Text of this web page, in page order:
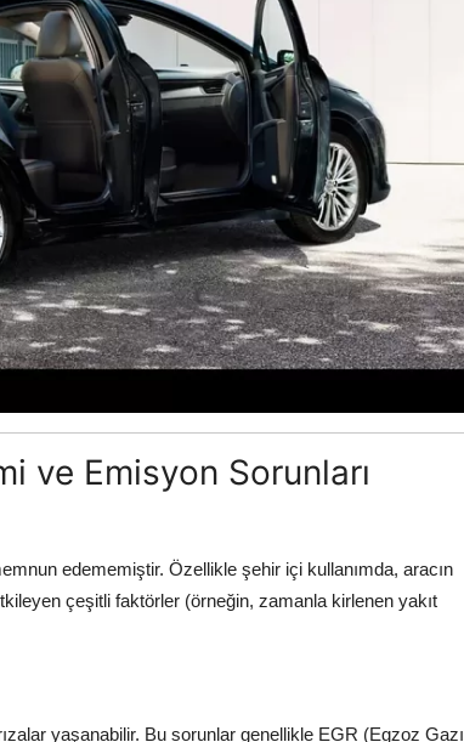
ve Emisyon Sorunları
edememiştir. Özellikle şehir içi kullanımda, aracın
çeşitli faktörler (örneğin, zamanla kirlenen yakıt
yaşanabilir. Bu sorunlar genellikle EGR (Egzoz Gazı